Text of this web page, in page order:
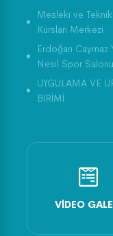
Mesleki ve
Kursları Merkezi
Erdoğan Caymaz
Nesil Spor Salonu
UYGULAMA VE
BİRİMİ
VIDEO